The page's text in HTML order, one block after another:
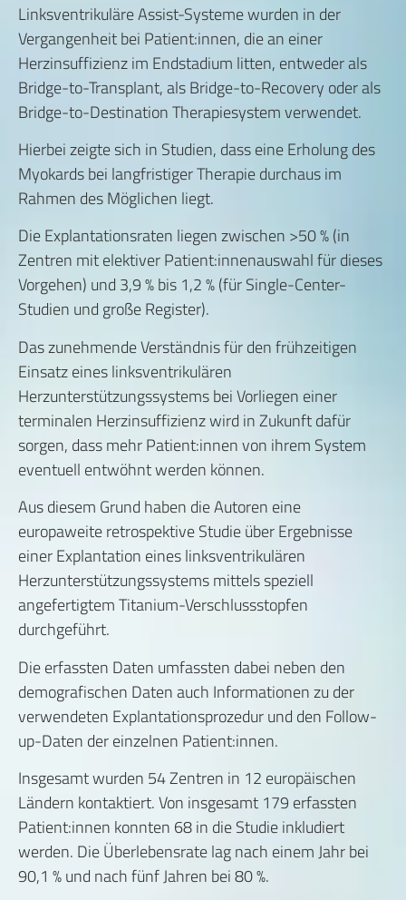
Linksventrikuläre Assist-Systeme wurden in der
Vergangenheit bei Patient:innen, die an einer
Herzinsuffizienz im Endstadium litten, entweder als
Bridge-to-Transplant, als Bridge-to-Recovery oder als
Bridge-to-Destination Therapiesystem verwendet.
Hierbei zeigte sich in Studien, dass eine Erholung des
Myokards bei langfristiger Therapie durchaus im
Rahmen des Möglichen liegt.
Die Explantationsraten liegen zwischen >50 % (in
Zentren mit elektiver Patient:innenauswahl für dieses
Vorgehen) und 3,9 % bis 1,2 % (für Single-Center-
Studien und große Register).
Das zunehmende Verständnis für den frühzeitigen
Einsatz eines linksventrikulären
Herzunterstützungssystems bei Vorliegen einer
terminalen Herzinsuffizienz wird in Zukunft dafür
sorgen, dass mehr Patient:innen von ihrem System
eventuell entwöhnt werden können.
Aus diesem Grund haben die Autoren eine
europaweite retrospektive Studie über Ergebnisse
einer Explantation eines linksventrikulären
Herzunterstützungssystems mittels speziell
angefertigtem Titanium-Verschlussstopfen
durchgeführt.
Die erfassten Daten umfassten dabei neben den
demografischen Daten auch Informationen zu der
verwendeten Explantationsprozedur und den Follow-
up-Daten der einzelnen Patient:innen.
Insgesamt wurden 54 Zentren in 12 europäischen
Ländern kontaktiert. Von insgesamt 179 erfassten
Patient:innen konnten 68 in die Studie inkludiert
werden. Die Überlebensrate lag nach einem Jahr bei
90,1 % und nach fünf Jahren bei 80 %.